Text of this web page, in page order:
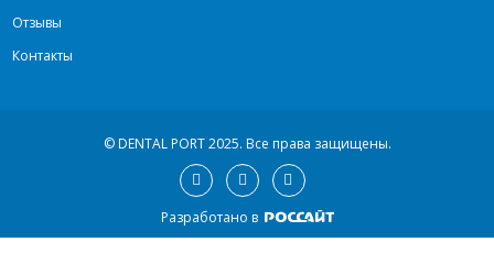
Отзывы
Контакты
© DENTAL PORT 2025. Все права защищены.
Разработано в